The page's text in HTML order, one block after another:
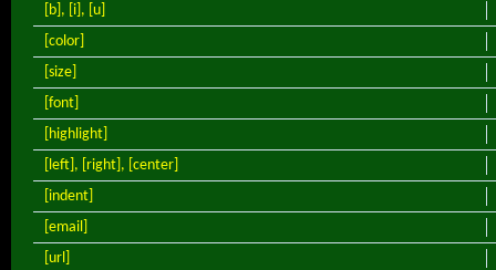
[b] , [i] , [u]
[color]
[size]
[font]
[highlight]
[left] , [right] , [center]
[indent]
[email]
[url]